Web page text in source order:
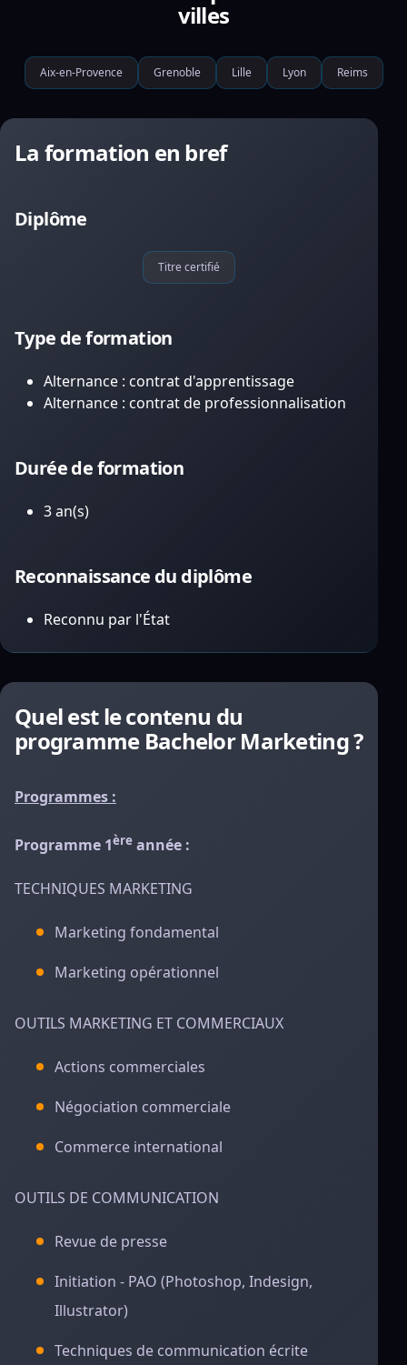
villes
Aix-en-Provence Grenoble Lille Lyon Reims
La formation en bref
Diplôme
Titre certifié
Type de formation
Alternance : contrat d'apprentissage
Alternance : contrat de professionnalisation
Durée de formation
3 an(s)
Reconnaissance du diplôme
Reconnu par l'État
Quel est le contenu du
programme Bachelor Marketing ?
Programmes :
Programme 1ère année :
TECHNIQUES MARKETING
Marketing fondamental
Marketing opérationnel
OUTILS MARKETING ET COMMERCIAUX
Actions commerciales
Négociation commerciale
Commerce international
OUTILS DE COMMUNICATION
Revue de presse
Initiation - PAO (Photoshop, Indesign,
Illustrator)
Techniques de communication écrite